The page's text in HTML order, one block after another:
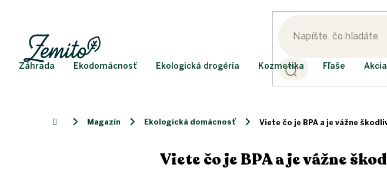
Záhrada Ekodomácnosť Ekologická drogéria Kozmetika Fľaše Akcia
DomovMagazín Ekologická domácnosť Viete čo je BPA a je vážne
Viete čo je BPA a je vážne